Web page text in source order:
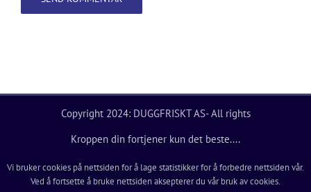
Copyright 2024: DUGGFRISKT AS- All rights
Kroppen din fortjener kun det beste....
Vi bruker cookies på nettsiden for å lage statistikker for å forbedre nettsiden vår.
Ved å fortsette å bruke nettsiden aksepterer du vår bruk av cookies.